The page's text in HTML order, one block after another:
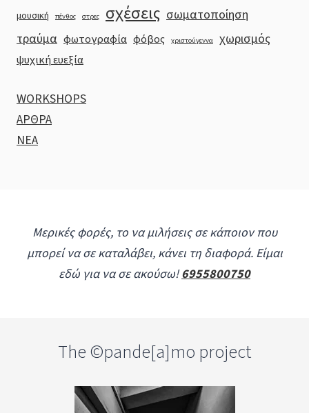
μουσική πένθος στρες σχέσεις σωματοποίηση
τραύμα φωτογραφία φόβος χριστούγεννα χωρισμός
ψυχική ευεξία
WORKSHOPS
ΑΡΘΡΑ
ΝΕΑ
Μερικές φορές, το να μιλήσεις σε κάποιον που
μπορεί να σε καταλάβει, κάνει τη διαφορά. Είμαι
εδώ για να σε ακούσω!6955800750
The ©pande[a]mo project